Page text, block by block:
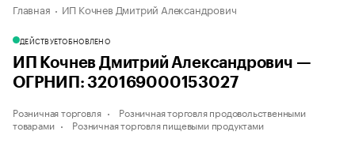
Главная ИП Кочнев Дмитрий Александрович
ДЕЙСТВУЕТОБНОВЛЕНО
ИП Кочнев Дмитрий Александрович —
ОГРНИП: 320169000153027
Розничная торговля
Розничная торговля продовольственными
товарами
Розничная торговля пищевыми продуктами